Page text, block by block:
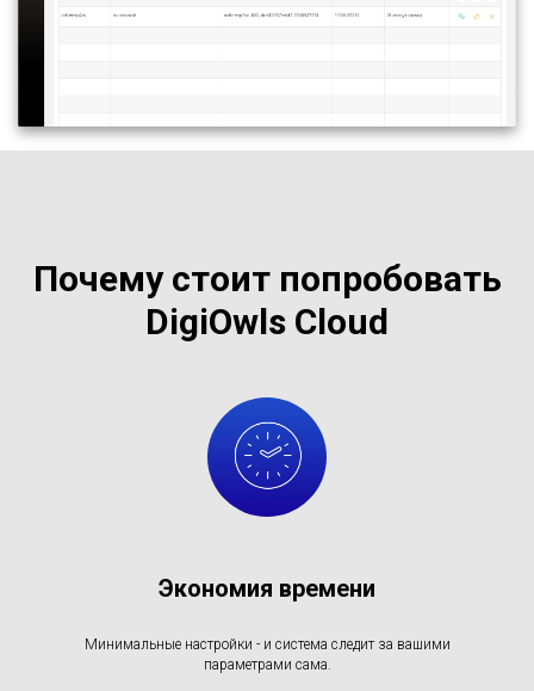
Почему стоит попробовать
DigiOwls Cloud
Экономия времени
Минимальные настройки - и система следит за вашими
параметрами сама.